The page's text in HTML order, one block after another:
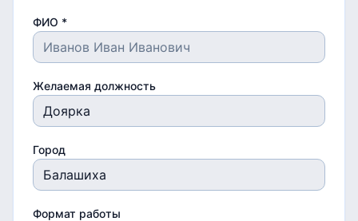
ФИО *
Желаемая должность
Город
Формат работы